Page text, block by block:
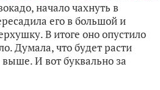
начало чахнуть в
его в большой и
В итоге оно опустило
Думала, что будет расти
И вот буквально за